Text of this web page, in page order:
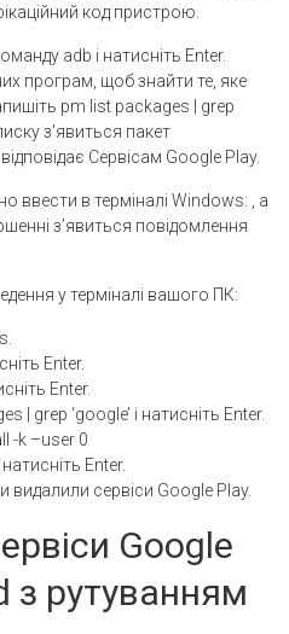
код пристрою.
adb і натисніть Enter.
програм, щоб знайти те, яке
pm list packages | grep
з’явиться пакет
Сервісам Google Play.
ввести в терміналі Windows: , а
з’явиться повідомлення
у терміналі вашого ПК:
Enter.
Enter.
| grep ‘google’ і натисніть Enter.
-k –user 0
Enter.
видалили сервіси Google Play.
Google
з рутуванням